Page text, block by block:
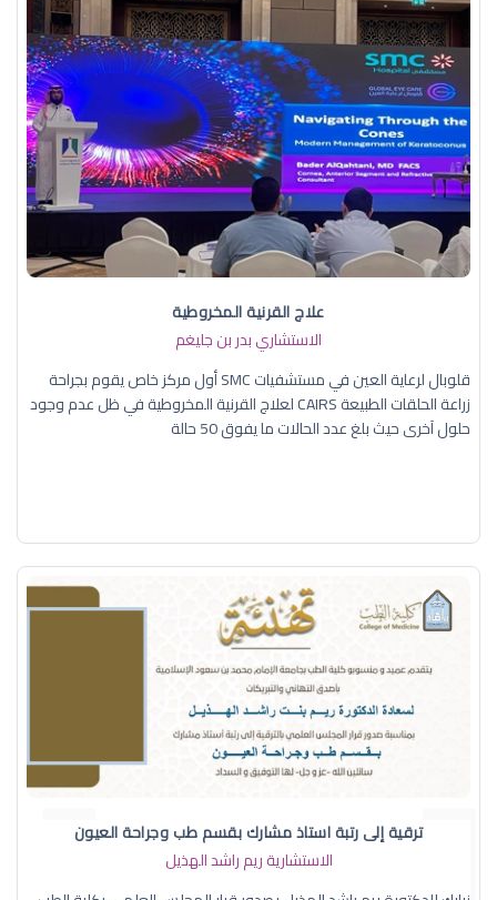
علاج القرنية المخروطية
الاستشاري بدر بن جليغم
قلوبال لرعاية العين في مستشفيات SMC أول مركز خاص يقوم بجراحة
زراعة الحلقات الطبيعة CAIRS لعلاج القرنية المخروطية في ظل عدم وجود
حلول آخرى حيث بلغ عدد الحالات ما يفوق 50 حالة
ترقية إلى رتبة استاذ مشارك بقسم طب وجراحة العيون
الاستشارية ريم راشد الهذيل